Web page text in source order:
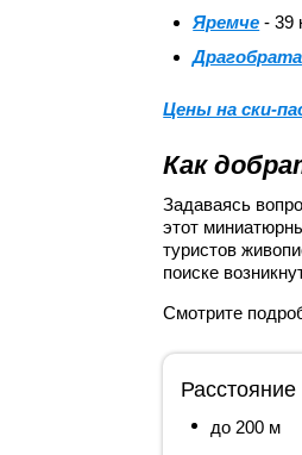
Яремче - 39
Драгобрата
Цены на ски-
Как
Задаваясь
этот
туристов
поиске
Смотрите
до 200 м